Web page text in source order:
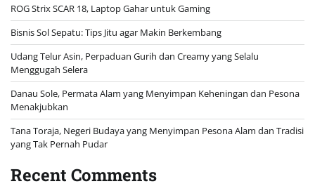
ROG Strix SCAR 18, Laptop Gahar untuk Gaming
Bisnis Sol Sepatu: Tips Jitu agar Makin Berkembang
Udang Telur Asin, Perpaduan Gurih dan Creamy yang Selalu
Menggugah Selera
Danau Sole, Permata Alam yang Menyimpan Keheningan dan Pesona
Menakjubkan
Tana Toraja, Negeri Budaya yang Menyimpan Pesona Alam dan Tradisi
yang Tak Pernah Pudar
Recent Comments